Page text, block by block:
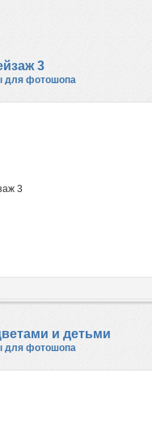
3
для фотошопа
3
и детьми
для фотошопа